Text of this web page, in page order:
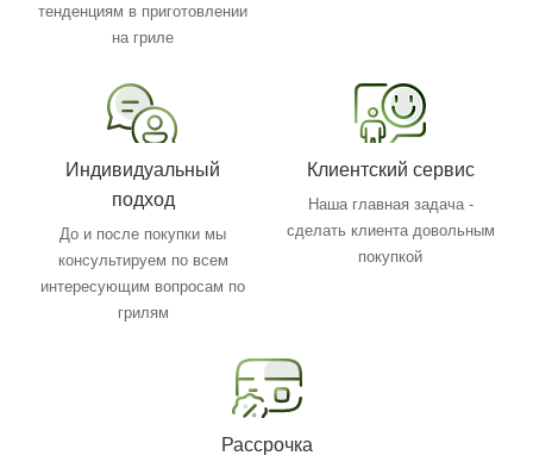
тенденциям в приготовлении
на гриле
Индивидуальный
подход
До и после покупки мы
консультируем по всем
интересующим вопросам по
грилям
Клиентский сервис
Наша главная задача -
сделать клиента довольным
покупкой
Рассрочка